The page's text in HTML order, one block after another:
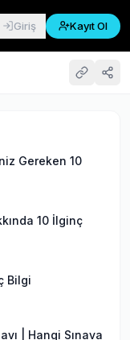
Giriş Kayıt Ol
Gereken 10
10 İlginç
Bilgi
| Hangi Sınava